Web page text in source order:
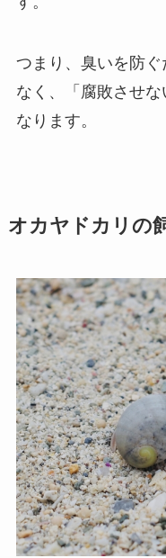
つまり、臭いを防
なく、「腐敗させ
なります。
オカヤドカリの